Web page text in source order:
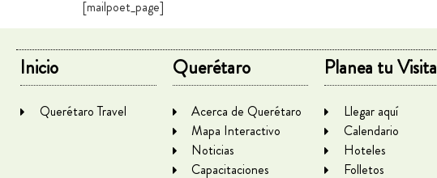
[mailpoet_page]
Inicio
Querétaro Travel
Querétaro
Acerca de Querétaro
Mapa Interactivo
Noticias
Capacitaciones
Planea tu Visita
Llegar aquí
Calendario
Hoteles
Folletos